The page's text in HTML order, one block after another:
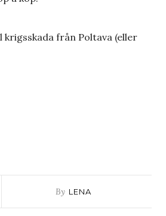
från Poltava (eller
By LENA